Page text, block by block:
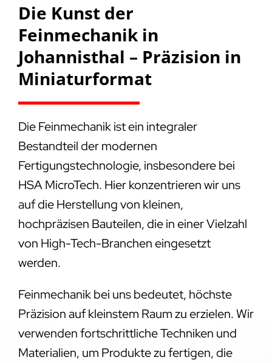
Die Kunst der
Feinmechanik in
Johannisthal – Präzision in
Miniaturformat
Die Feinmechanik ist ein integraler
Bestandteil der modernen
Fertigungstechnologie, insbesondere bei
HSA MicroTech. Hier konzentrieren wir uns
auf die Herstellung von kleinen,
hochpräzisen Bauteilen, die in einer Vielzahl
von High-Tech-Branchen eingesetzt
werden.
Feinmechanik bei uns bedeutet, höchste
Präzision auf kleinstem Raum zu erzielen. Wir
verwenden fortschrittliche Techniken und
Materialien, um Produkte zu fertigen, die